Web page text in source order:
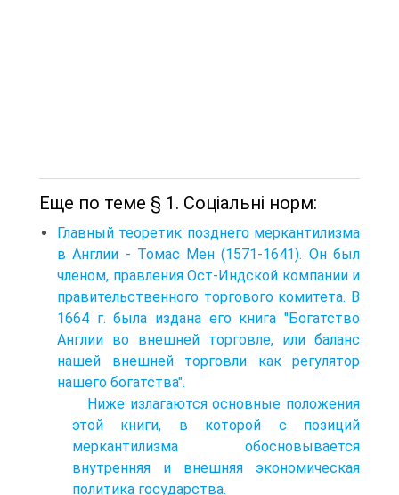
Еще по теме § 1. Соціальні норм:
Главный теоретик позднего меркантилизма
в Англии - Томас Мен (1571-1641). Он был
членом, правления Ост-Индской компании и
правительственного торгового комитета. В
1664 г. была издана его книга "Богатство
Англии во внешней торговле, или баланс
нашей внешней торговли как регулятор
нашего богатства".
Ниже излагаются основные положения
этой книги, в которой с позиций
меркантилизма обосновывается
внутренняя и внешняя экономическая
политика государства.